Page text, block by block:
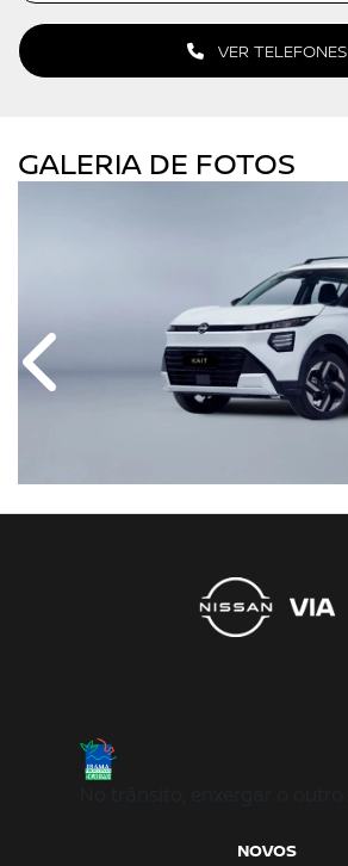
VER TELEFONES
GALERIA DE FOTOS
Anterior
NOVOS